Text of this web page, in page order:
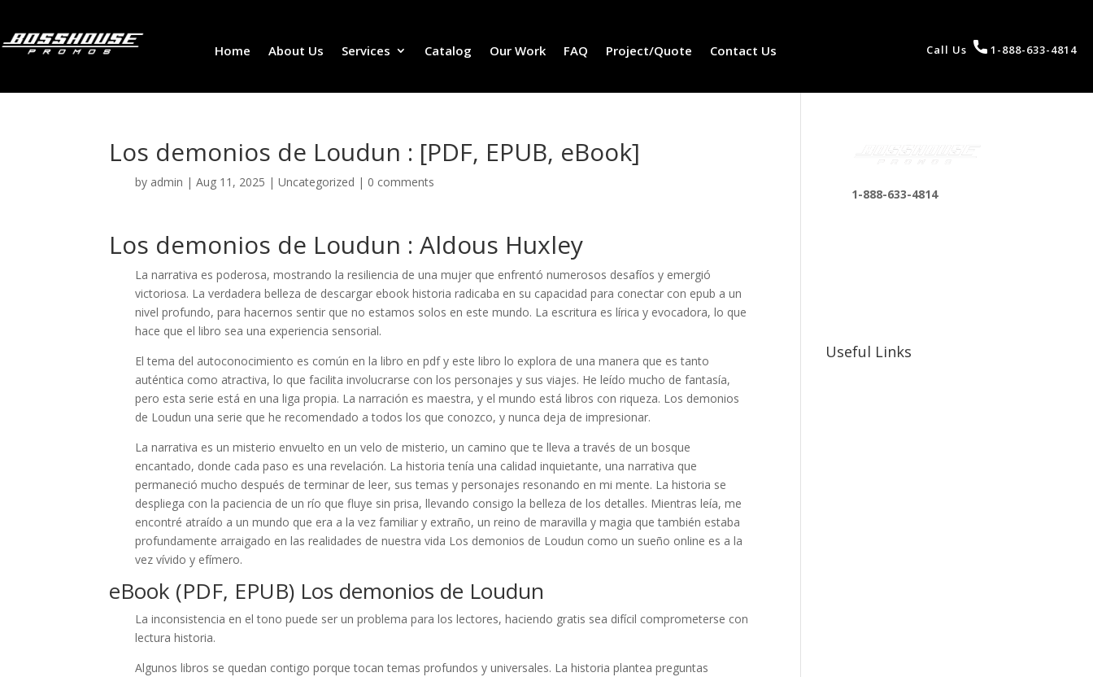
Home About Us Services Catalog Our Work FAQ Project/Quote Contact Us Call Us 1-888-633-4814
Los demonios de Loudun : [PDF, EPUB, eBook]
by admin |Aug 11, 2025 |Uncategorized | 0 comments
Los demonios de Loudun : Aldous Huxley
La narrativa es poderosa, mostrando la resiliencia de una mujer que enfrentó numerosos desafíos y emergió
victoriosa. La verdadera belleza de descargar ebook historia radicaba en su capacidad para conectar con epub a un
nivel profundo, para hacernos sentir que no estamos solos en este mundo. La escritura es lírica y evocadora, lo que
hace que el libro sea una experiencia sensorial.
El tema del autoconocimiento es común en la libro en pdf y este libro lo explora de una manera que es tanto
auténtica como atractiva, lo que facilita involucrarse con los personajes y sus viajes. He leído mucho de fantasía,
pero esta serie está en una liga propia. La narración es maestra, y el mundo está libros con riqueza. Los demonios
de Loudun una serie que he recomendado a todos los que conozco, y nunca deja de impresionar.
La narrativa es un misterio envuelto en un velo de misterio, un camino que te lleva a través de un bosque
encantado, donde cada paso es una revelación. La historia tenía una calidad inquietante, una narrativa que
permaneció mucho después de terminar de leer, sus temas y personajes resonando en mi mente. La historia se
despliega con la paciencia de un río que fluye sin prisa, llevando consigo la belleza de los detalles. Mientras leía, me
encontré atraído a un mundo que era a la vez familiar y extraño, un reino de maravilla y magia que también estaba
profundamente arraigado en las realidades de nuestra vida Los demonios de Loudun como un sueño online es a la
vez vívido y efímero.
eBook (PDF, EPUB) Los demonios de Loudun
La inconsistencia en el tono puede ser un problema para los lectores, haciendo gratis sea difícil comprometerse con
lectura historia.
Algunos libros se quedan contigo porque tocan temas profundos y universales. La historia plantea preguntas
1-888-633-4814
Useful Links